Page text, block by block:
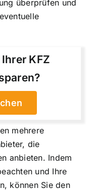
überprüfen und
KFZ
mehrere
die
anbieten. Indem
und Ihre
können Sie den